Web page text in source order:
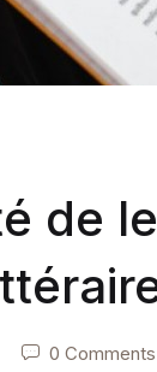
de
0 Comments